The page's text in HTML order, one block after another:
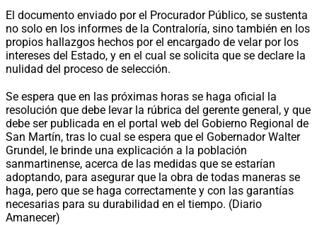
El documento enviado por el Procurador Público, se sustenta
no solo en los informes de la Contraloría, sino también en los
propios hallazgos hechos por el encargado de velar por los
intereses del Estado, y en el cual se solicita que se declare la
nulidad del proceso de selección.
Se espera que en las próximas horas se haga oficial la
resolución que debe levar la rúbrica del gerente general, y que
debe ser publicada en el portal web del Gobierno Regional de
San Martín, tras lo cual se espera que el Gobernador Walter
Grundel, le brinde una explicación a la población
sanmartinense, acerca de las medidas que se estarían
adoptando, para asegurar que la obra de todas maneras se
haga, pero que se haga correctamente y con las garantías
necesarias para su durabilidad en el tiempo. (Diario
Amanecer)